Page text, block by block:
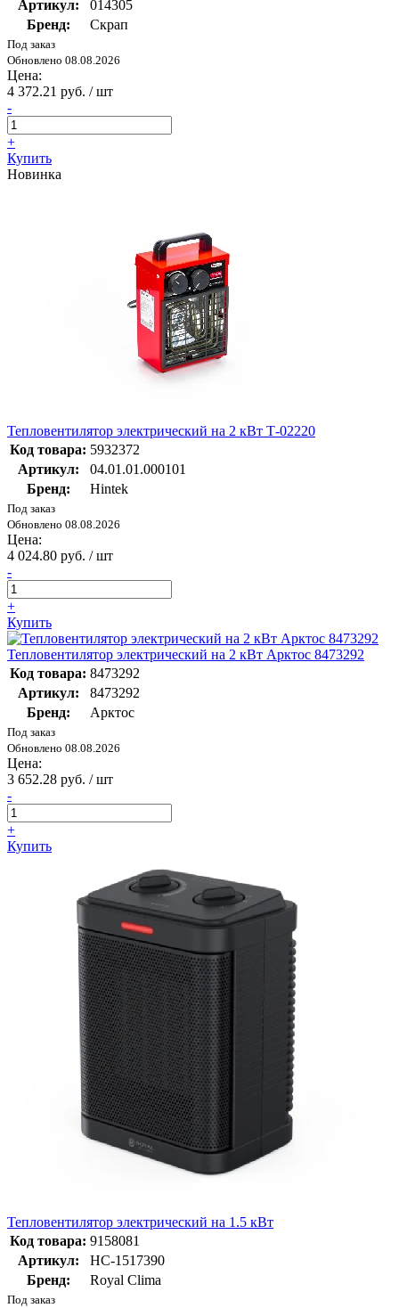
Артикул:
014305
Бренд:
Скрап
Под заказ
Обновлено 08.08.2026
Цена:
4 372.21 руб. / шт
-
+
Купить
Новинка
Тепловентилятор электрический на 2 кВт Т-02220
Код товара: 5932372
Артикул:
04.01.01.000101
Бренд:
Hintek
Под заказ
Обновлено 08.08.2026
Цена:
4 024.80 руб. / шт
-
+
Купить
Тепловентилятор электрический на 2 кВт Арктос 8473292
Код товара: 8473292
Артикул:
8473292
Бренд:
Арктос
Под заказ
Обновлено 08.08.2026
Цена:
3 652.28 руб. / шт
-
+
Купить
Тепловентилятор электрический на 1.5 кВт
Код товара: 9158081
Артикул:
НС-1517390
Бренд:
Royal Clima
Под заказ